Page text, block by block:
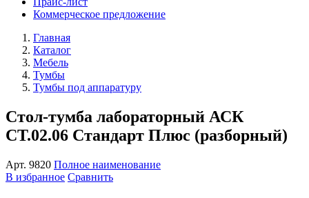
Коммерческое предложение
Главная
Каталог
Мебель
Тумбы
Тумбы под аппаратуру
Стол-тумба лабораторный АСК
СТ.02.06 Стандарт Плюс (разборный)
Арт. 9820 Полное наименование
В избранное Сравнить